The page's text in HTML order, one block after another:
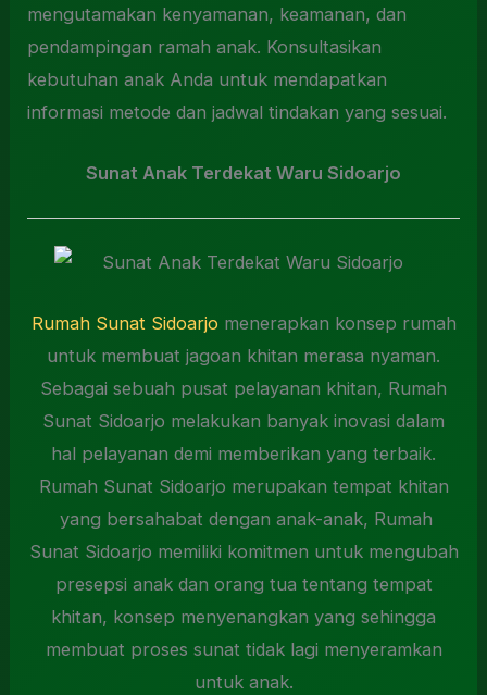
mengutamakan kenyamanan, keamanan, dan
pendampingan ramah anak. Konsultasikan
kebutuhan anak Anda untuk mendapatkan
informasi metode dan jadwal tindakan yang sesuai.
Sunat Anak Terdekat Waru Sidoarjo
Rumah Sunat Sidoarjomenerapkan konsep rumah
untuk membuat jagoan khitan merasa nyaman.
Sebagai sebuah pusat pelayanan khitan, Rumah
Sunat Sidoarjo melakukan banyak inovasi dalam
hal pelayanan demi memberikan yang terbaik.
Rumah Sunat Sidoarjo merupakan tempat khitan
yang bersahabat dengan anak-anak, Rumah
Sunat Sidoarjo memiliki komitmen untuk mengubah
presepsi anak dan orang tua tentang tempat
khitan, konsep menyenangkan yang sehingga
membuat proses sunat tidak lagi menyeramkan
untuk anak.